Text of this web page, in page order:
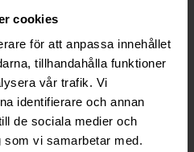
cookies
för att anpassa innehållet
tillhandahålla funktioner
vår trafik. Vi
identifierare och annan
de sociala medier och
vi samarbetar med.
- suljettu
sulkeutuu klo 12:00
- suljettu
taivaaseenastumisen päivä -
- suljettu